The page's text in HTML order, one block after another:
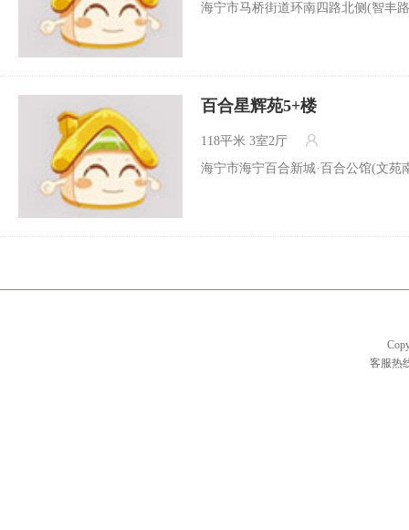
海宁市马桥街道环南四路北侧(智丰
百合星辉苑5+楼
118平米 3室2厅
海宁市海宁百合新城·百合公馆(文苑
客服热